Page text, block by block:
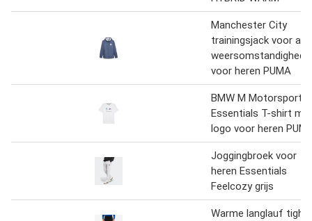
Manchester City
trainingsjack voor alle
voor heren PUMA
BMW M Motorsport
Essentials T-shirt
logo voor heren
Joggingbroek voor
heren Essentials
Feelcozy grijs
Warme langlauf tight